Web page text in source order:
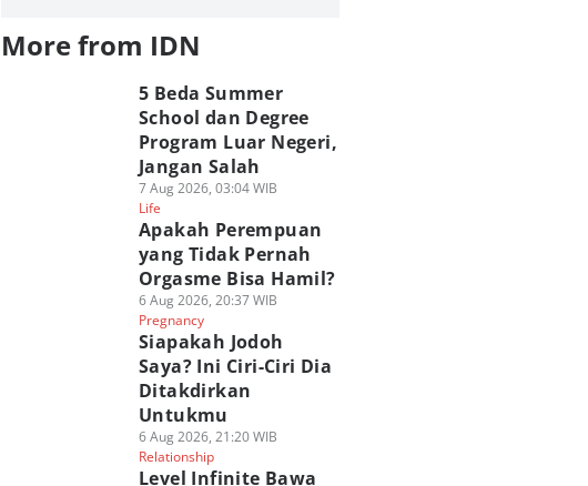
More from IDN
5 Beda Summer
School dan Degree
Program Luar Negeri,
Jangan Salah
7 Aug 2026, 03:04 WIB
Life
Apakah Perempuan
yang Tidak Pernah
Orgasme Bisa Hamil?
6 Aug 2026, 20:37 WIB
Pregnancy
Siapakah Jodoh
Saya? Ini Ciri-Ciri Dia
Ditakdirkan
Untukmu
6 Aug 2026, 21:20 WIB
Relationship
Level Infinite Bawa